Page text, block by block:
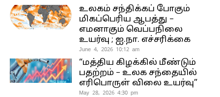
உலகம் சந்திக்கப் போகும்
மிகப்பெரிய ஆபத்து –
எமனாகும் வெப்பநிலை
உயர்வு ; ஐ.நா. எச்சரிக்கை
June 4, 2026 10:12 am
“மத்திய கிழக்கில் மீண்டும்
பதற்றம் – உலக சந்தையில்
எரிபொருள் விலை உயர்வு”
May 28, 2026 4:30 pm